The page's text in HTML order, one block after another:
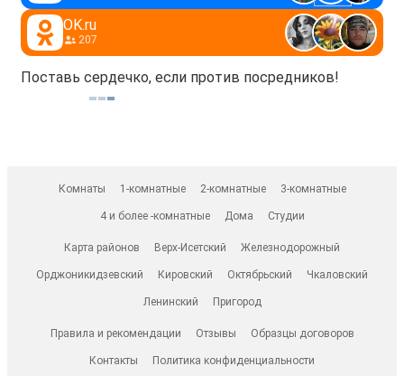
OK.ru
207
Поставь сердечко, если против посредников!
Комнаты 1-комнатные 2-комнатные 3-комнатные
4 и более -комнатные Дома Студии
Карта районов Верх-Исетский Железнодорожный
Орджоникидзевский Кировский Октябрьский Чкаловский
Ленинский Пригород
Правила и рекомендации Отзывы Образцы договоров
Контакты Политика конфиденциальности